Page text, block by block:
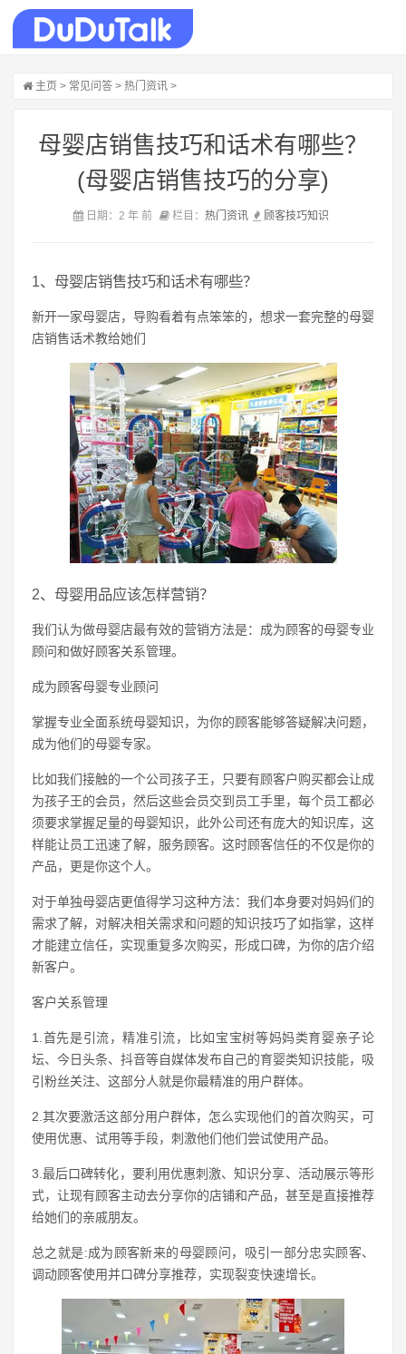
主页 > 常见问答 > 热门资讯 >
母婴店销售技巧和话术有哪些？
(母婴店销售技巧的分享)
日期：2 年 前 栏目： 热门资讯 顾客技巧知识
1、母婴店销售技巧和话术有哪些？
新开一家母婴店，导购看着有点笨笨的，想求一套完整的母婴
店销售话术教给她们
2、母婴用品应该怎样营销？
我们认为做母婴店最有效的营销方法是：成为顾客的母婴专业
顾问和做好顾客关系管理。
成为顾客母婴专业顾问
掌握专业全面系统母婴知识，为你的顾客能够答疑解决问题，
成为他们的母婴专家。
比如我们接触的一个公司孩子王，只要有顾客户购买都会让成
为孩子王的会员，然后这些会员交到员工手里，每个员工都必
须要求掌握足量的母婴知识，此外公司还有庞大的知识库，这
样能让员工迅速了解，服务顾客。这时顾客信任的不仅是你的
产品，更是你这个人。
对于单独母婴店更值得学习这种方法：我们本身要对妈妈们的
需求了解，对解决相关需求和问题的知识技巧了如指掌，这样
才能建立信任，实现重复多次购买，形成口碑，为你的店介绍
新客户。
客户关系管理
1.首先是引流，精准引流，比如宝宝树等妈妈类育婴亲子论
坛、今日头条、抖音等自媒体发布自己的育婴类知识技能，吸
引粉丝关注、这部分人就是你最精准的用户群体。
2.其次要激活这部分用户群体，怎么实现他们的首次购买，可
使用优惠、试用等手段，刺激他们他们尝试使用产品。
3.最后口碑转化，要利用优惠刺激、知识分享、活动展示等形
式，让现有顾客主动去分享你的店铺和产品，甚至是直接推荐
给她们的亲戚朋友。
总之就是:成为顾客新来的母婴顾问，吸引一部分忠实顾客、
调动顾客使用并口碑分享推荐，实现裂变快速增长。